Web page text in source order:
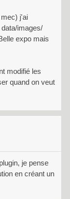
j'ai
images/
expo mais
modifié les
quand on veut
je pense
en créant un